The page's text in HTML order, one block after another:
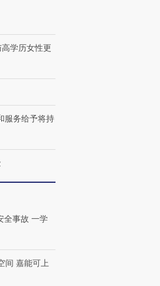
学历女性更
服务给予将持
全事故 一学
间 嘉能可上